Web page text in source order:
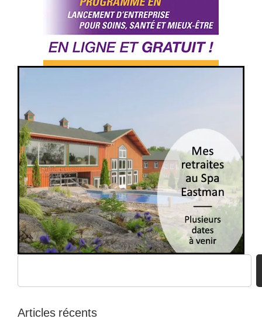
Articles récents